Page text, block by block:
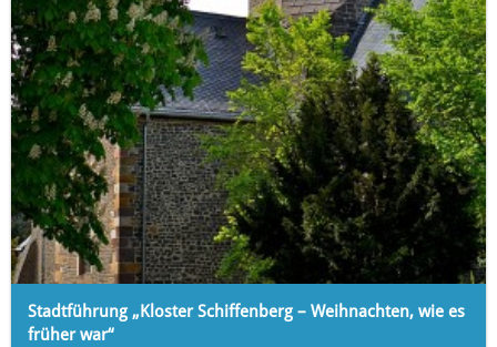
Stadtführung „Kloster Schiffenberg – Weihnachten, wie es
früher war“